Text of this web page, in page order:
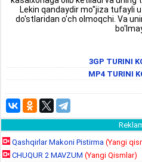
Lekin qandaydir mo''jiza tufayli
do'stlaridan o'ch olmoqchi. Va
3GP TURINI
MP4 TURINI
Qashqirlar Makoni Pistirma (Yangi
CHUQUR 2 MAVZUM (Yangi Qismlar)